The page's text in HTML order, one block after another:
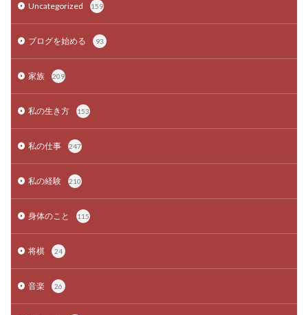
Uncategorized 159
ブログを始める 93
家族 209
私の生き方 153
私の仕事 247
私の経験 210
身体のこと 115
将棋 24
音楽 26